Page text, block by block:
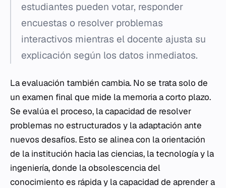
estudiantes pueden votar, responder
encuestas o resolver problemas
interactivos mientras el docente ajusta su
explicación según los datos inmediatos.
La evaluación también cambia. No se trata solo de
un examen final que mide la memoria a corto plazo.
Se evalúa el proceso, la capacidad de resolver
problemas no estructurados y la adaptación ante
nuevos desafíos. Esto se alinea con la orientación
de la institución hacia las ciencias, la tecnología y la
ingeniería, donde la obsolescencia del
conocimiento es rápida y la capacidad de aprender a